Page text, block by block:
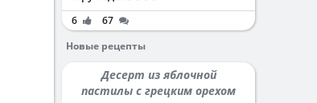
6
67
Новые рецепты
Десерт из яблочной
пастилы с грецким орехом